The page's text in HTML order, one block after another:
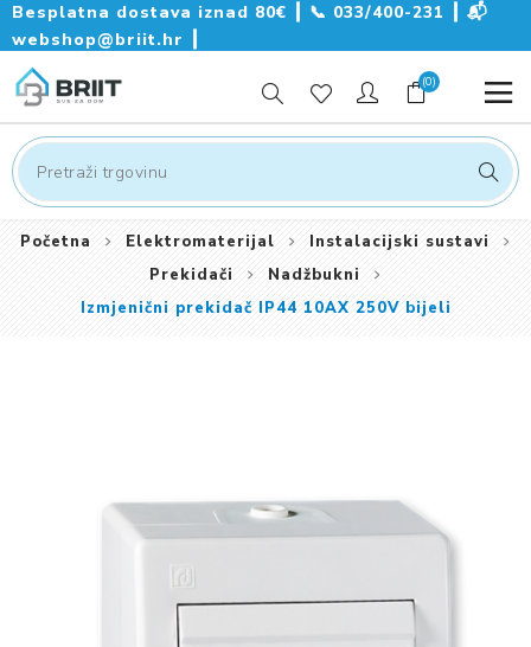
Besplatna dostava iznad 80€ ┃ 📞 033/400-231
📬
webshop@briit.hr
(0)
Početna Elektromaterijal
Instalacijski sustavi
Prekidači
Nadžbukni
Izmjenični prekidač IP44 10AX 250V bijeli